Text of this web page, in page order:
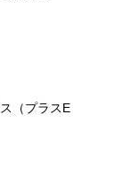
（プラスE